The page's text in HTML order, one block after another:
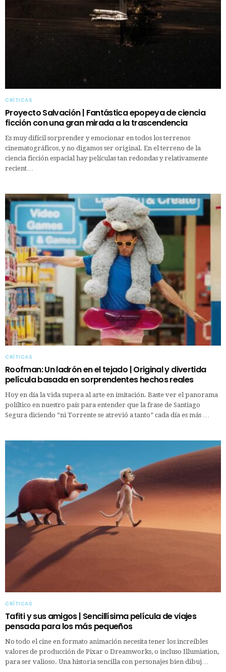
CRÍTICAS
Proyecto Salvación | Fantástica epopeya de ciencia
ficción con una gran mirada a la trascendencia
Es muy difícil sorprender y emocionar en todos los terrenos
cinematográficos, y no digamos ser original. En el terreno de la
ciencia ficción espacial hay películas tan redondas y relativamente
recient…
CRÍTICAS
Roofman: Un ladrón en el tejado | Original y divertida
película basada en sorprendentes hechos reales
Hoy en día la vida supera al arte en imitación. Baste ver el panorama
políltico en nuestro país para entender que la frase de Santiago
Segura diciendo “ni Torrente se atrevió a tanto” cada día es más …
CRÍTICAS
Tafiti y sus amigos | Sencillísima película de viajes
pensada para los más pequeños
No todo el cine en formato animación necesita tener los increíbles
valores de producción de Pixar o Dreamworks, o incluso Illumiation,
para ser valioso. Una historia sencilla con personajes bien dibuj…